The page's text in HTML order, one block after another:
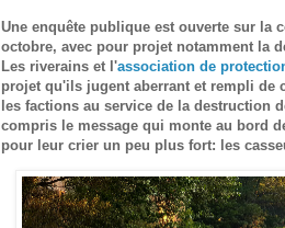
Une enquête publique est ouverte sur la
octobre, avec pour projet notamment la
Les riverains et l'association de
projet qu'ils jugent aberrant et rempli de
les factions au service de la destruction
compris le message qui monte au bord
pour leur crier un peu plus fort: les